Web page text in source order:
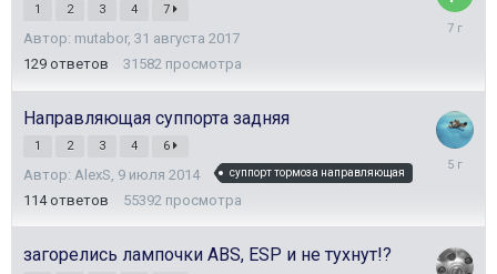
1 2 3 4 7
Автор: mutabor, 31 августа 2017
129 ответов 31582 просмотра
Направляющая суппорта задняя
1 2 3 4 6
Автор: AlexS 9 июля 2014 суппорт тормоза направляющая
114 ответов 55392 просмотра
10
загорелись лампочки ABS, ESP и не тухнут!?